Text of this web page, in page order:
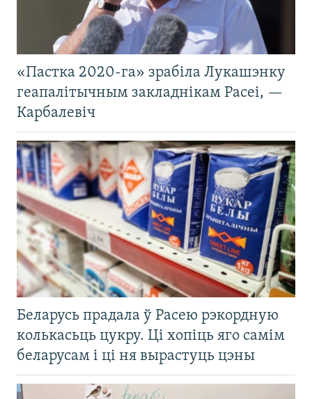
«Пастка 2020-га» зрабіла Лукашэнку
геапалітычным закладнікам Расеі, —
Карбалевіч
Беларусь прадала ў Расею рэкордную
колькасьць цукру. Ці хопіць яго самім
беларусам і ці ня вырастуць цэны